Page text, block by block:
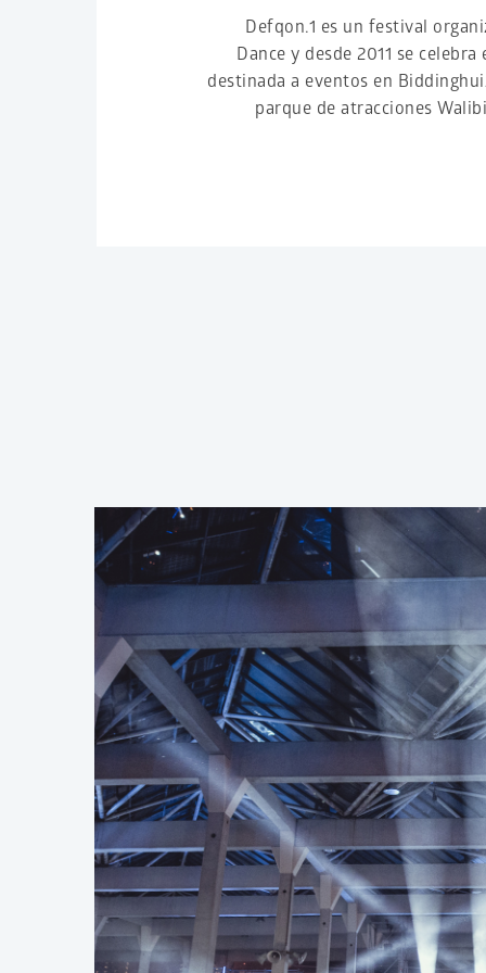
Defqon.1 es un festival
Dance y desde 2011 se celebra
destinada a eventos en
parque de atracciones